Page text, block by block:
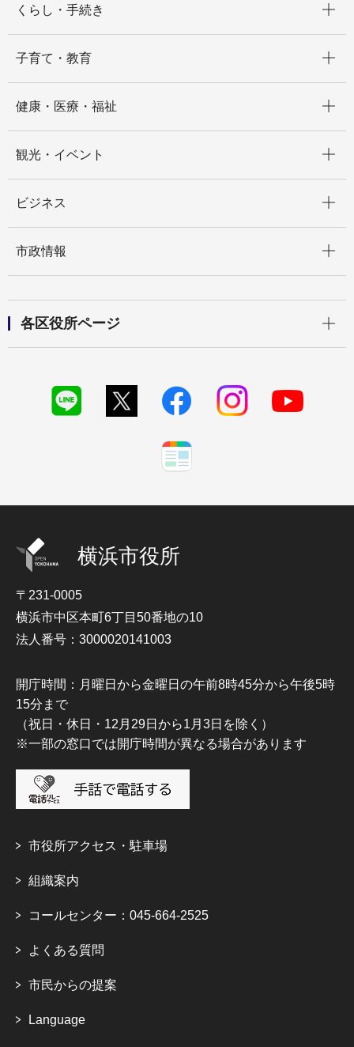
くらし・手続き
子育て・教育
健康・医療・福祉
観光・イベント
ビジネス
市政情報
各区役所ページ
横浜市役所
〒231-0005
横浜市中区本町6丁目50番地の10
法人番号：3000020141003
開庁時間：月曜日から金曜日の午前8時45分から午後5時
15分まで
（祝日・休日・12月29日から1月3日を除く）
※一部の窓口では開庁時間が異なる場合があります
市役所アクセス・駐車場
組織案内
コールセンター：045-664-2525
よくある質問
市民からの提案
Language